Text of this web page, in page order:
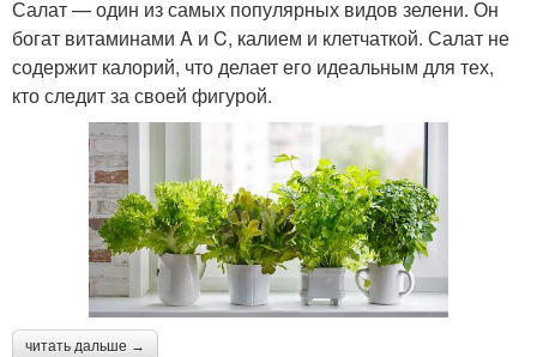
Салат — один из самых популярных видов зелени. Он
богат витаминами A и C, калием и клетчаткой. Салат не
содержит калорий, что делает его идеальным для тех,
кто следит за своей фигурой.
читать дальше →